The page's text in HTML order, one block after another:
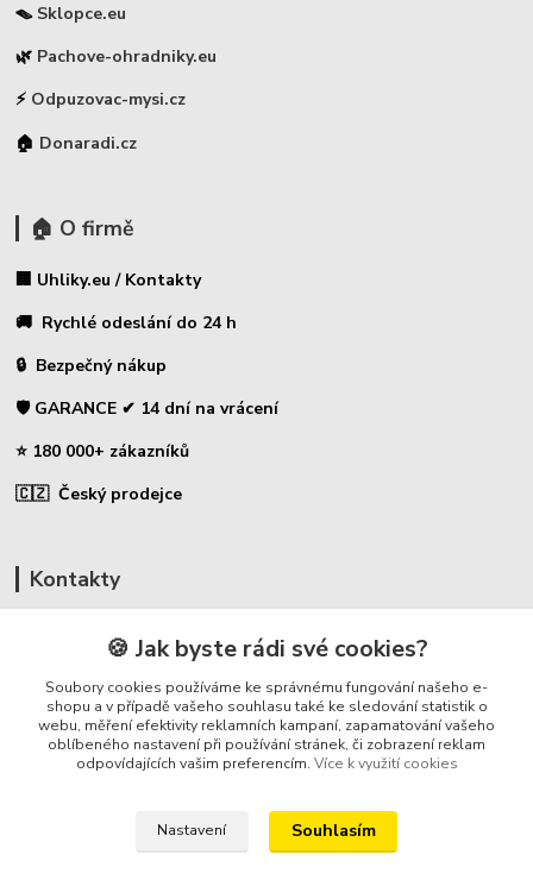
🪤 Sklopce.eu
🌿 Pachove-ohradniky.eu
⚡ Odpuzovac-mysi.cz
🏠 Donaradi.cz
🏠 O firmě
🏢 Uhliky.eu / Kontakty
🚚 Rychlé odeslání do 24 h
🔒 Bezpečný nákup
🛡️ GARANCE ✔ 14 dní na vrácení
⭐ 180 000+ zákazníků
🇨🇿 Český prodejce
Kontakty
🛡️ Zákaznická podpora
📞 728 007 997
⏰ Po-Pá - 7:00 - 13:30
info@repulse.cz
🍪 Jak byste rádi své cookies?
Soubory cookies používáme ke správnému fungování našeho e-
shopu a v případě vašeho souhlasu také ke sledování statistik o
webu, měření efektivity reklamních kampaní, zapamatování vašeho
oblíbeného nastavení při používání stránek, či zobrazení reklam
odpovídajících vašim preferencím. Více k využití cookies
Nastavení Souhlasím